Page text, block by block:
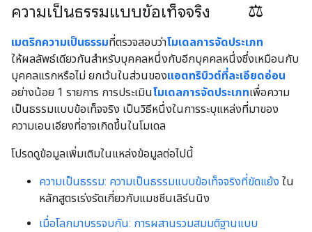
ความเป็นธรรมแบบข้อเท็จจริง #Metric
เมตริกความเป็นธรรมที่ตรวจสอบว่าโมเดลการจัดประเภท
ให้ผลลัพธ์เดียวกันสำหรับบุคคลหนึ่งกับอีกบุคคลหนึ่งซึ่งเหมือนกับ
บุคคลแรกหรือไม่ ยกเว้นในส่วนของแอตทริบิวต์ที่ละเอียดอ่อน
อย่างน้อย 1 รายการ การประเมินโมเดลการจัดประเภทเพื่อความ
เป็นธรรมแบบข้อเท็จจริง เป็นวิธีหนึ่งในการระบุแหล่งที่มาของ
ความเอนเอียงที่อาจเกิดขึ้นในโมเดล
โปรดดูข้อมูลเพิ่มเติมในแหล่งข้อมูลต่อไปนี้
ความเป็นธรรม: ความเป็นธรรมแบบข้อเท็จจริงที่ขัดแย้ง ใน
หลักสูตรเร่งรัดเกี่ยวกับแมชชีนเลิร์นนิง
เมื่อโลกมาบรรจบกัน: การผสานรวมสมมติฐานแบบ